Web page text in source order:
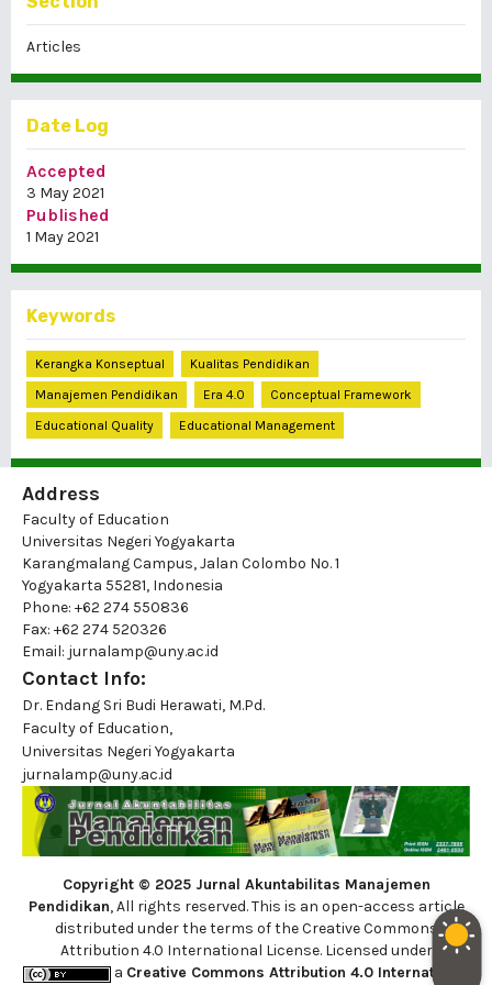
Articles
Date Log
Accepted
3 May 2021
Published
1 May 2021
Keywords
Kerangka Konseptual
Kualitas Pendidikan
Manajemen Pendidikan
Era 4.0
Conceptual Framework
Educational Quality
Educational Management
Address
Faculty of Education
Universitas Negeri Yogyakarta
Karangmalang Campus, Jalan Colombo No. 1
Yogyakarta 55281, Indonesia
Phone: +62 274 550836
Fax: +62 274 520326
Email: jurnalamp@uny.ac.id
Contact Info:
Dr. Endang Sri Budi Herawati, M.Pd.
Faculty of Education,
Universitas Negeri Yogyakarta
jurnalamp@uny.ac.id
Copyright © 2025 Jurnal Akuntabilitas Manajemen
Pendidikan, All rights reserved. This is an open-access article
distributed under the terms of the Creative Commons
Attribution 4.0 International License. Licensed under
a Creative Commons Attribution 4.0 International